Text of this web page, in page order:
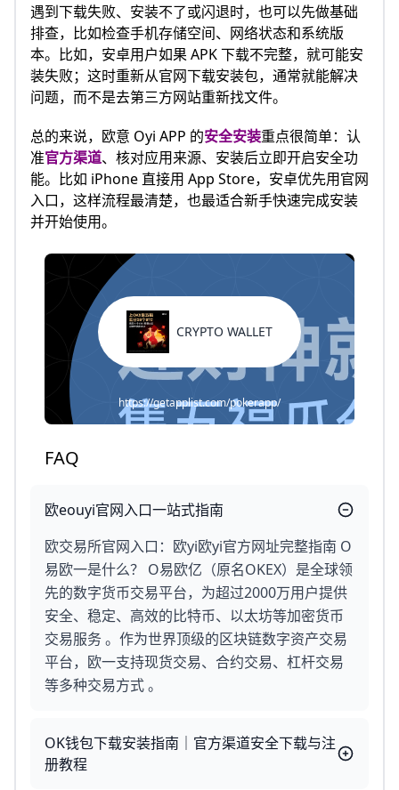
遇到下载失败、安装不了或闪退时，也可以先做基础
排查，比如检查手机存储空间、网络状态和系统版
本。比如，安卓用户如果 APK 下载不完整，就可能安
装失败；这时重新从官网下载安装包，通常就能解决
问题，而不是去第三方网站重新找文件。
总的来说，欧意 Oyi APP 的安全安装重点很简单：认
准官方渠道、核对应用来源、安装后立即开启安全功
能。比如 iPhone 直接用 App Store，安卓优先用官网
入口，这样流程最清楚，也最适合新手快速完成安装
并开始使用。
CRYPTO WALLET
https://getapplist.com/pokerapp/
FAQ
欧eouyi官网入口一站式指南
欧交易所官网入口：欧yi欧yi官方网址完整指南 O
易欧一是什么？ O易欧亿（原名OKEX）是全球领
先的数字货币交易平台，为超过2000万用户提供
安全、稳定、高效的比特币、以太坊等加密货币
交易服务 。作为世界顶级的区块链数字资产交易
平台，欧一支持现货交易、合约交易、杠杆交易
等多种交易方式 。
OK钱包下载安装指南｜官方渠道安全下载与注
册教程